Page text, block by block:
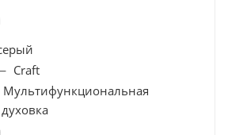
Craft
Мультифункциональная